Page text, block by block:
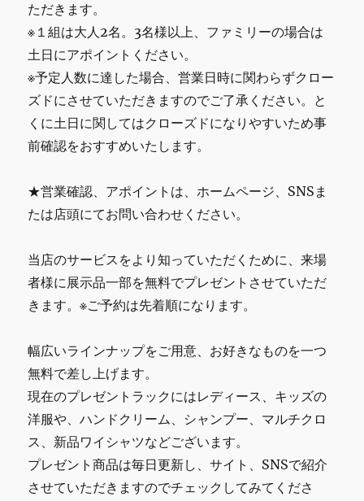
一
点
物
ただきます。
※１組は大人2名。3名様以上、ファミリーの場合は
土日にアポイントください。
※予定人数に達した場合、営業日時に関わらずクロー
ズドにさせていただきますのでご了承ください。と
くに土日に関してはクローズドになりやすいため事
前確認をおすすめいたします。
★営業確認、アポイントは、ホームページ、SNSま
たは店頭にてお問い合わせください。
当店のサービスをより知っていただくために、来場
者様に展示品一部を無料でプレゼントさせていただ
きます。※ご予約は先着順になります。
幅広いラインナップをご用意、お好きなものを一つ
無料で差し上げます。
現在のプレゼントラックにはレディース、キッズの
洋服や、ハンドクリーム、シャンプー、マルチクロ
ス、新品ワイシャツなどございます。
プレゼント商品は毎日更新し、サイト、SNSで紹介
させていただきますのでチェックしてみてくださ